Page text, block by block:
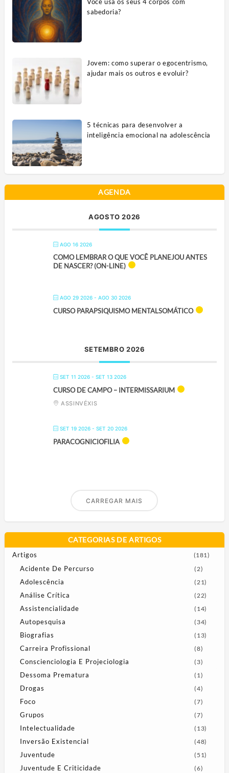
sabedoria?
Jovem: como superar o egocentrismo,
ajudar mais os outros e evoluir?
5 técnicas para desenvolver a
inteligência emocional na adolescência
AGENDA
AGOSTO 2026
AGO 16 2026
COMO LEMBRAR O QUE VOCÊ PLANEJOU ANTES
DE NASCER? (ON-LINE)
AGO 29 2026- AGO 30 2026
CURSO PARAPSIQUISMO MENTALSOMÁTICO
SETEMBRO 2026
SET 11 2026- SET 13 2026
CURSO DE CAMPO – INTERMISSARIUM
ASSINVÉXIS
SET 19 2026- SET 20 2026
PARACOGNICIOFILIA
CARREGAR MAIS
CATEGORIAS DE ARTIGOS
Artigos (181)
Acidente De Percurso (2)
Adolescência (21)
Análise Crítica (22)
Assistencialidade (14)
Autopesquisa (34)
Biografias (13)
Carreira Profissional (8)
Conscienciologia E Projeciologia (3)
Dessoma Prematura (1)
Drogas (4)
Foco (7)
Grupos (7)
Intelectualidade (13)
Inversão Existencial (48)
Juventude (51)
Juventude E Criticidade (6)